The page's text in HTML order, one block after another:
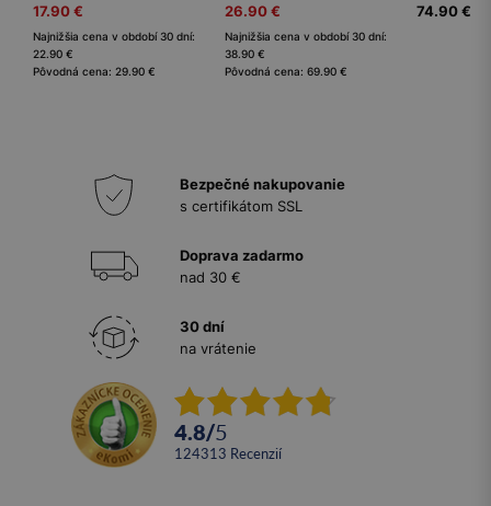
17.90 €
Najnižšia cena v období 30 dní:
22.90 €
Pôvodná cena: 29.90 €
26.90 €
Najnižšia cena v období 30 dní:
38.90 €
Pôvodná cena: 69.90 €
74.90 €
Bezpečné nakupovanie
s certifikátom SSL
Doprava zadarmo
nad 30 €
30 dní
na vrátenie
4.8/5
124313 recenzií